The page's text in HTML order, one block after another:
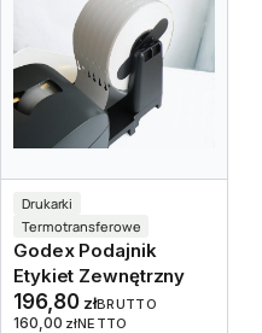
Drukarki
Termotransferowe
Godex Podajnik
Etykiet Zewnętrzny
196,80 złBRUTTO
160,00 złNETTO